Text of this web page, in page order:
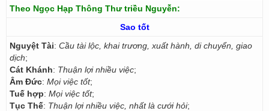
Theo Ngọc Hạp Thông Thư triều Nguyễn:
Sao tốt
Nguyệt Tài: Cầu tài lộc, khai trương, xuất hành, di chuyển, giao
dịch;
Cát Khánh: Thuận lợi nhiều việc;
Âm Đức: Mọi việc tốt;
Tuế hợp: Mọi việc tốt;
Tục Thế: Thuận lợi nhiều việc, nhất là cưới hỏi;